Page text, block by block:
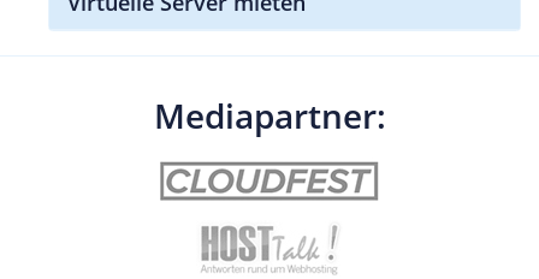
Mediapartner: